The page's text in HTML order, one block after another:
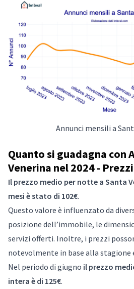
Annunci mensili a
Quanto si guadagna con
Venerina nel 2024 -
Il prezzo medio per notte a Santa
mesi è stato di 102€.
Questo valore è influenzato da
posizione dell’immobile, le
servizi offerti. Inoltre, i prezzi
notevolmente in base alla stagione
Nel periodo di giugno il prezzo
intera è di 125€.